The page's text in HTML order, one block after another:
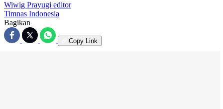
Wiwig Prayugi editor
Timnas Indonesia
Bagikan
Copy Link